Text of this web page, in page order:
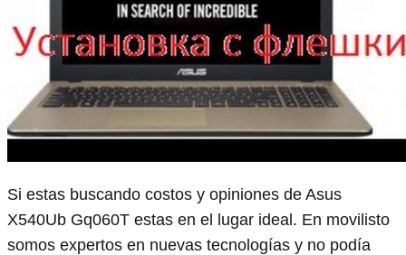
Si estas buscando costos y opiniones de Asus
X540Ub Gq060T estas en el lugar ideal. En movilisto
somos expertos en nuevas tecnologías y no podía